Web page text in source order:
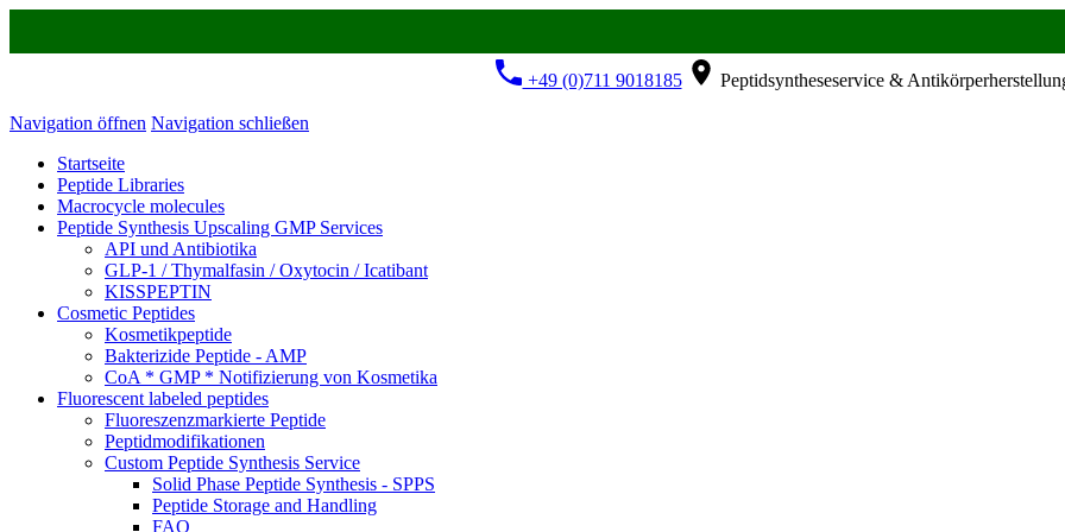
+49 (0)711 9018185 Peptidsyntheseservice &
Navigation öffnen Navigation schließen
Startseite
Peptide Libraries
Macrocycle molecules
Peptide Synthesis Upscaling GMP Services
API und Antibiotika
GLP-1 / Thymalfasin / Oxytocin / Icatibant
KISSPEPTIN
Cosmetic Peptides
Kosmetikpeptide
Bakterizide Peptide - AMP
CoA * GMP * Notifizierung von Kosmetika
Fluorescent labeled peptides
Fluoreszenzmarkierte Peptide
Peptidmodifikationen
Custom Peptide Synthesis Service
Solid Phase Peptide Synthesis - SPPS
Peptide Storage and Handling
FAQ